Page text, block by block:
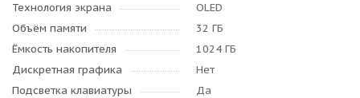
Технология экрана
OLED
Объём памяти
32 ГБ
Ёмкость накопителя
1024 ГБ
Дискретная графика
Нет
Подсветка клавиатуры
Да